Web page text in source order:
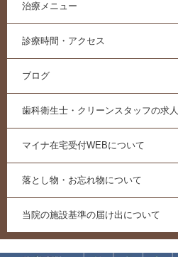
治療メニュー
診療時間・アクセス
ブログ
歯科衛生士・クリーンスタッフの求人
マイナ在宅受付WEBについて
落とし物・お忘れ物について
当院の施設基準の届け出について